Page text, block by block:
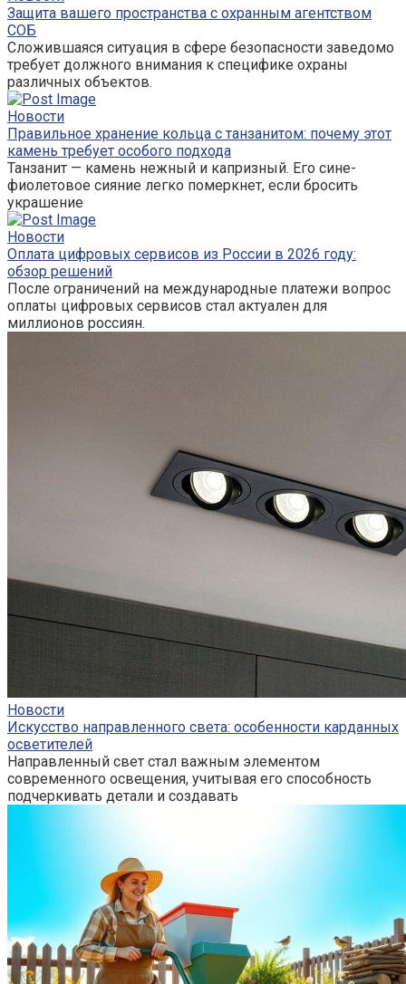
Защита вашего пространства с охранным агентством
СОБ
Сложившаяся ситуация в сфере безопасности заведомо
требует должного внимания к специфике охраны
различных объектов.
Новости
Правильное хранение кольца с танзанитом: почему этот
камень требует особого подхода
Танзанит — камень нежный и капризный. Его сине-
фиолетовое сияние легко померкнет, если бросить
украшение
Новости
Оплата цифровых сервисов из России в 2026 году:
обзор решений
После ограничений на международные платежи вопрос
оплаты цифровых сервисов стал актуален для
миллионов россиян.
Новости
Искусство направленного света: особенности карданных
осветителей
Направленный свет стал важным элементом
современного освещения, учитывая его способность
подчеркивать детали и создавать